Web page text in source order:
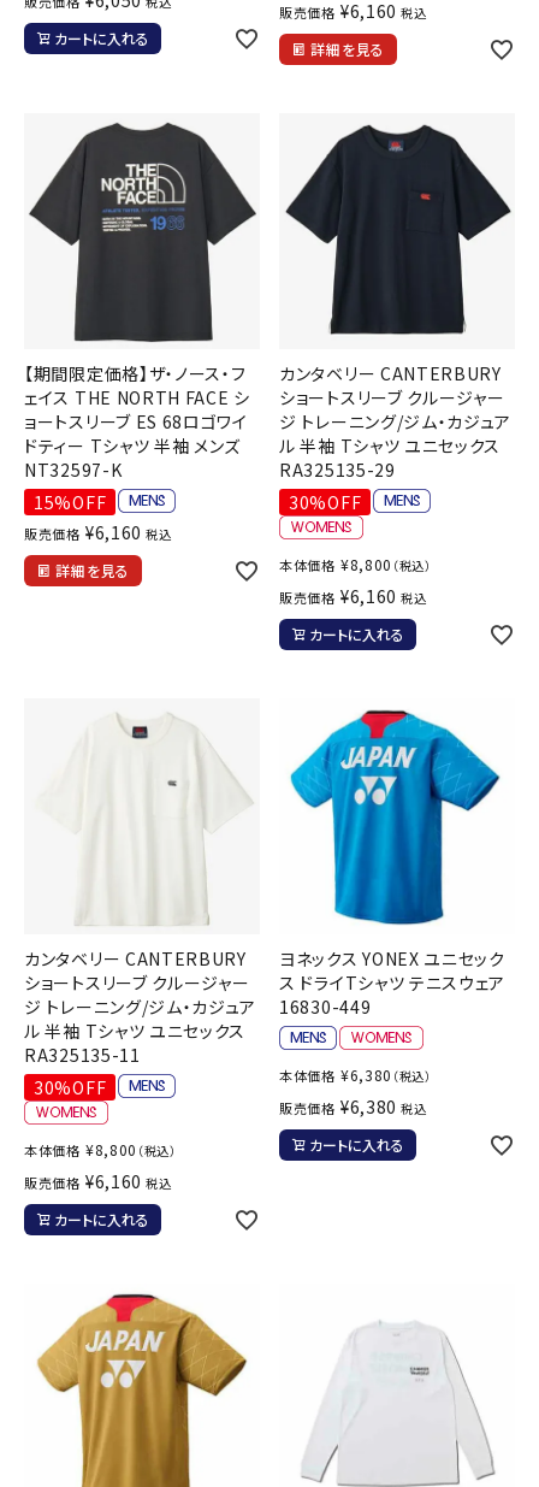
カートに入れる
販売価格 ¥6,160 税込
詳細を見る
【期間限定価格】ザ・ノース・フ
ェイス THE NORTH FACE シ
ョートスリーブ ES 68ロゴワイ
ドティー Tシャツ 半袖 メンズ
NT32597-K
15%OFF
販売価格 ¥6,160 税込
詳細を見る
カンタベリー CANTERBURY
ショートスリーブ クルージャー
ジ トレーニング/ジム・カジュア
ル 半袖 Tシャツ ユニセックス
RA325135-29
30%OFF
本体価格 ¥8,800 （税込）
販売価格 ¥6,160 税込
カートに入れる
カンタベリー CANTERBURY
ショートスリーブ クルージャー
ジ トレーニング/ジム・カジュア
ル 半袖 Tシャツ ユニセックス
RA325135-11
30%OFF
本体価格 ¥8,800 （税込）
販売価格 ¥6,160 税込
カートに入れる
ヨネックス YONEX ユニセック
ス ドライTシャツ テニスウェア
16830-449
本体価格 ¥6,380 （税込）
販売価格 ¥6,380 税込
カートに入れる